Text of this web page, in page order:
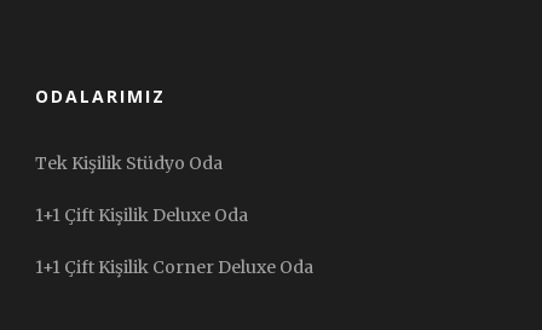
ODALARIMIZ
Tek Kişilik Stüdyo Oda
1+1 Çift Kişilik Deluxe Oda
1+1 Çift Kişilik Corner Deluxe Oda